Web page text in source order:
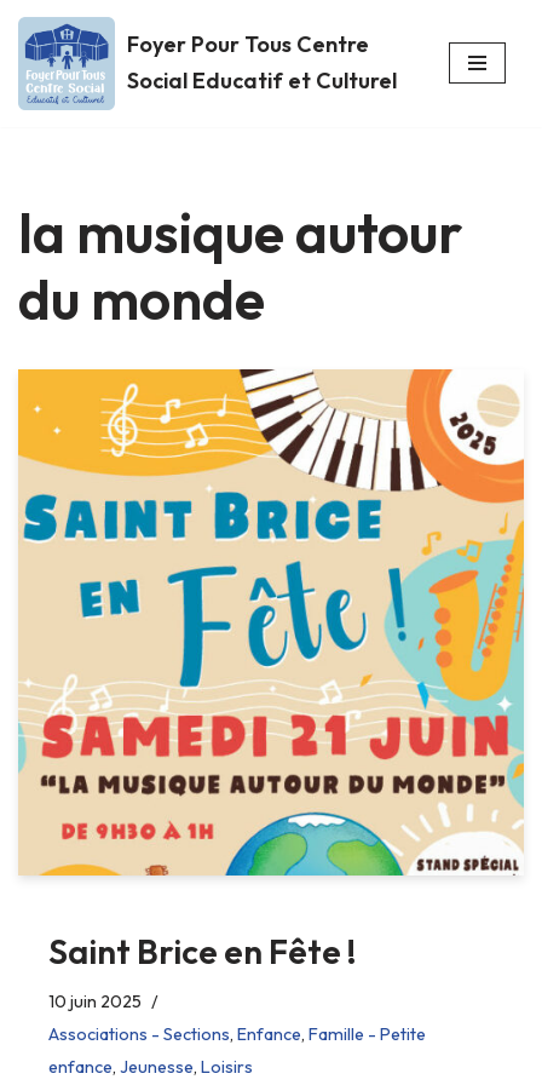
Aller
au
Foyer Pour Tous Centre
Social Educatif et Culturel
la musique autour
du monde
Saint Brice en Fête !
10 juin 2025
Associations - Sections, Enfance, Famille - Petite
enfance, Jeunesse, Loisirs